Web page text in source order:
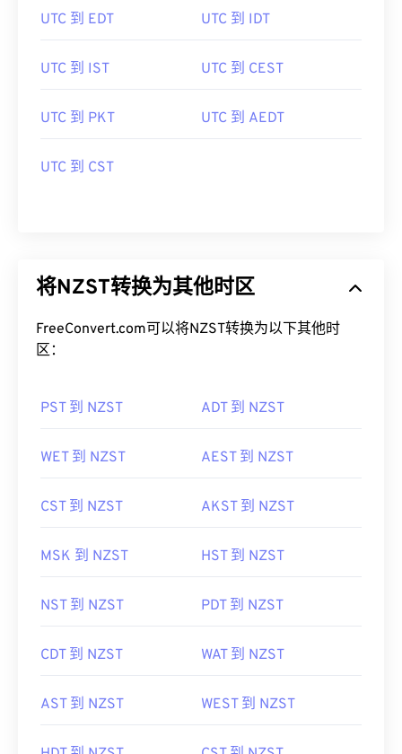
UTC 到 EDT UTC 到 IDT
UTC 到 IST UTC 到 CEST
UTC 到 PKT UTC 到 AEDT
UTC 到 CST
将NZST转换为其他时区
FreeConvert.com可以将NZST转换为以下其他时
区：
PST 到 NZST ADT 到 NZST
WET 到 NZST AEST 到 NZST
CST 到 NZST AKST 到 NZST
MSK 到 NZST HST 到 NZST
NST 到 NZST PDT 到 NZST
CDT 到 NZST WAT 到 NZST
AST 到 NZST WEST 到 NZST